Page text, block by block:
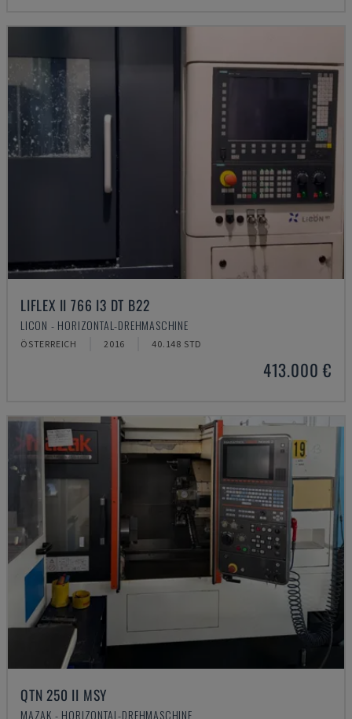
LIFLEX II 766 I3 DT B22
LICON - HORIZONTAL-DREHMASCHINE
ÖSTERREICH 2016 40.148 STD
413.000 €
QTN 250 II MSY
MAZAK - HORIZONTAL-DREHMASCHINE